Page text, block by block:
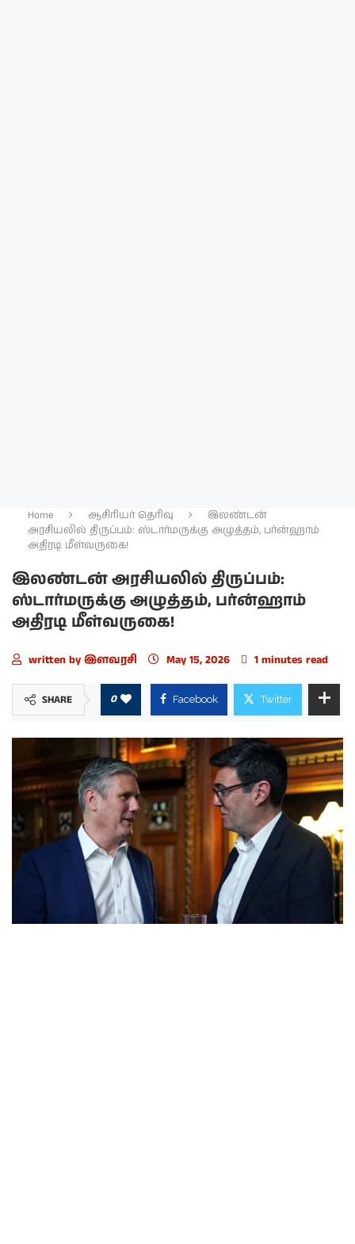
Home ஆசிரியர் தெரிவு
இலண்டன்
அரசியலில் திருப்பம்: ஸ்டார்மருக்கு அழுத்தம், பர்ன்ஹாம்
அதிரடி மீள்வருகை!
இலண்டன் அரசியலில் திருப்பம்:
ஸ்டார்மருக்கு அழுத்தம், பர்ன்ஹாம்
அதிரடி மீள்வருகை!
written by இளவரசி May 15, 2026 1 minutes read
SHARE 0 Facebook Twitter